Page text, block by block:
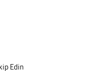
Edin